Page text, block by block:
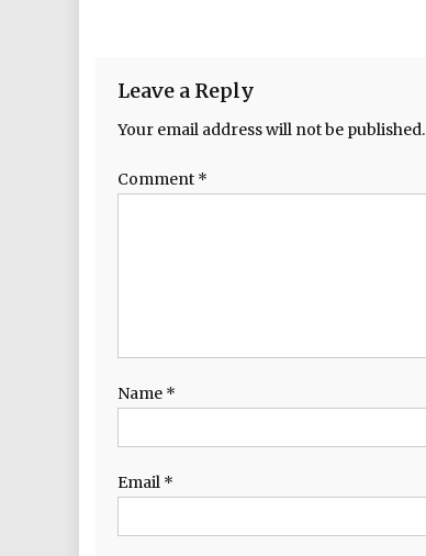
Leave a Reply
Your email address will not be published.
Comment *
Name *
Email *